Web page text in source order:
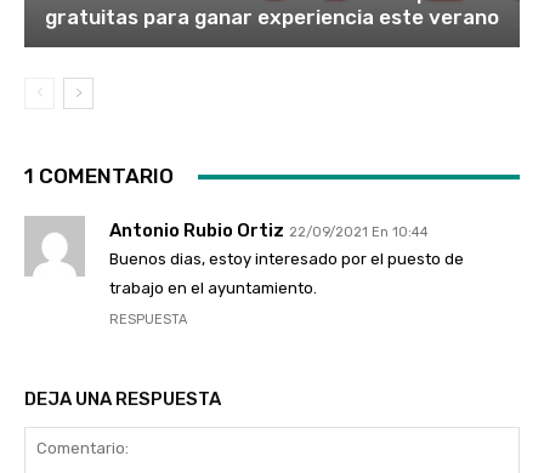
gratuitas para ganar experiencia este verano
1 COMENTARIO
Antonio Rubio Ortiz 22/09/2021 En 10:44
Buenos dias, estoy interesado por el puesto de
trabajo en el ayuntamiento.
RESPUESTA
DEJA UNA RESPUESTA